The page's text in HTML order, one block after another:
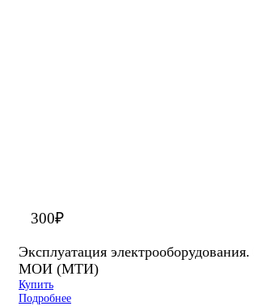
300₽
Эксплуатация электрооборудования.
МОИ (МТИ)
Купить
Подробнее